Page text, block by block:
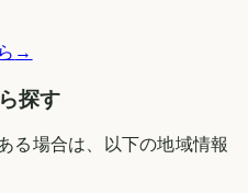
→
探す
る場合は、以下の地域情報